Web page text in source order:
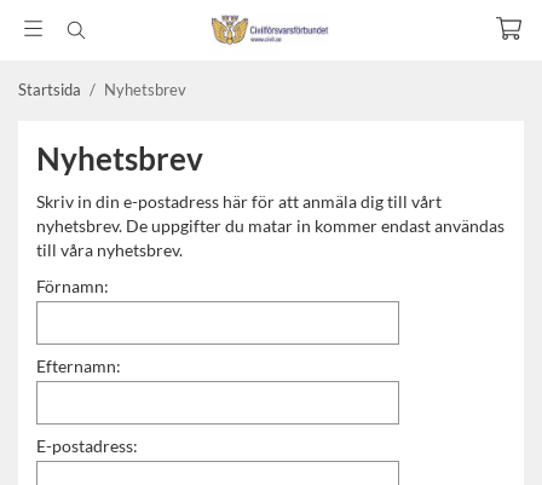
Startsida / Nyhetsbrev
Nyhetsbrev
Skriv in din e-postadress här för att anmäla dig till vårt
nyhetsbrev. De uppgifter du matar in kommer endast användas
till våra nyhetsbrev.
Förnamn:
Efternamn:
E-postadress: